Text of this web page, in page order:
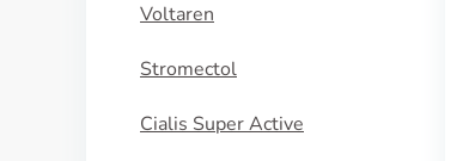
Voltaren
Stromectol
Cialis Super Active